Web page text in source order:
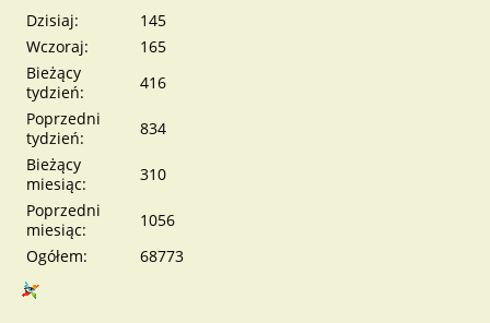
Dzisiaj:
145
Wczoraj:
165
Bieżący
tydzień:
416
Poprzedni
tydzień:
834
Bieżący
miesiąc:
310
Poprzedni
miesiąc:
1056
Ogółem:
68773